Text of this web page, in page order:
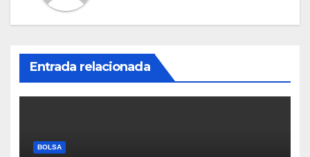
Entrada relacionada
BOLSA